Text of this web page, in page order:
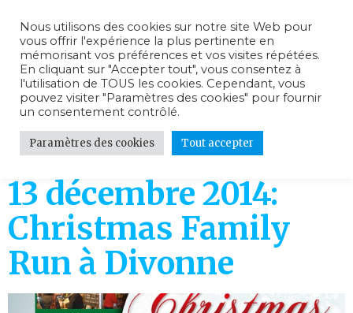
Jour :13
décembre 2014
13 décembre 2014:
Christmas Family
Run à Divonne
Nous utilisons des cookies sur notre site Web pour
vous offrir l'expérience la plus pertinente en
mémorisant vos préférences et vos visites répétées.
En cliquant sur "Accepter tout", vous consentez à
l'utilisation de TOUS les cookies. Cependant, vous
pouvez visiter "Paramètres des cookies" pour fournir
un consentement contrôlé.
Paramètres des cookies Tout accepter